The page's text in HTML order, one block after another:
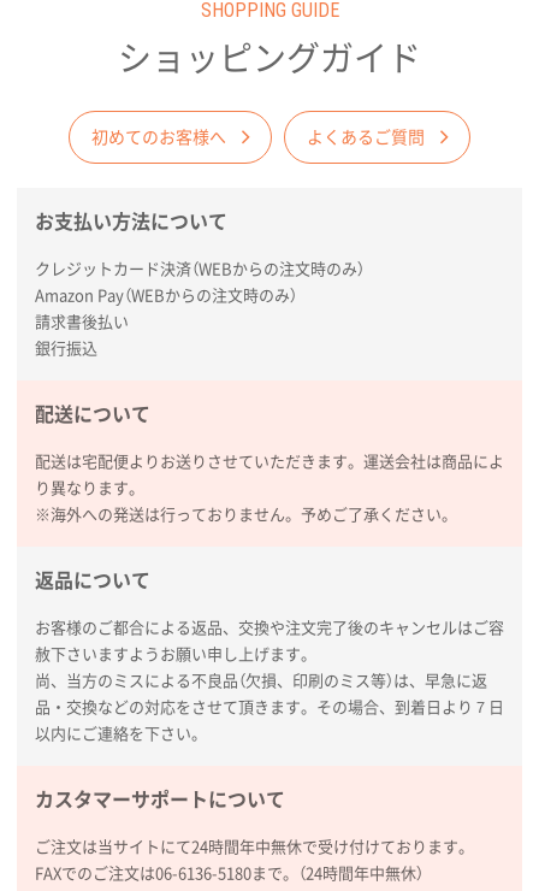
商品がよさそうだったから
コットンバッグM(B4対応)
200枚
2026年01月29日 11:46
商品情報の正確な記載、スムーズなシステム対応
広島県(社様
枚
2026年01月27日 13:12
毎年注文しており、信頼できるから。出来上がりも満
熊本県S社様
ぺんてる ビクーニャフィール1000枚
2026年01月26日 15:45
印刷範囲が広かったから、取扱商品
新潟県R社様
2026年01月16日 10:53
納期が比較的短く、ロット数が豊富に選べて価格が安
かったため
山口県P社様
③1枚
希望の商品の取り扱いがあったので
SHOPPING GUIDE
ショッピングガイド
初めてのお客様へ よくあるご質問
お支払い方法について
クレジットカード決済（WEBからの注文時のみ）
Amazon Pay（WEBからの注文時のみ）
請求書後払い
銀行振込
配送について
配送は宅配便よりお送りさせていただきます。運送会社は商品によ
り異なります。
※海外への発送は行っておりません。予めご了承ください。
返品について
お客様のご都合による返品、交換や注文完了後のキャンセルはご容
赦下さいますようお願い申し上げます。
尚、当方のミスによる不良品（欠損、印刷のミス等）は、早急に返
品・交換などの対応をさせて頂きます。その場合、到着日より７日
以内にご連絡を下さい。
カスタマーサポートについて
ご注文は当サイトにて24時間年中無休で受け付けております。
FAXでのご注文は06-6136-5180まで。（24時間年中無休）